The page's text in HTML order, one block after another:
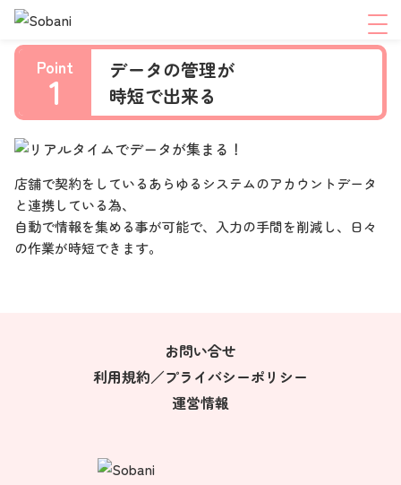
Point
1
データの管理が
時短で出来る
店舗で契約をしているあらゆるシステムのアカウントデータ
と連携している為、
自動で情報を集める事が可能で、入力の手間を削減し、日々
の作業が時短できます。
お問い合せ
利用規約／プライバシーポリシー
運営情報